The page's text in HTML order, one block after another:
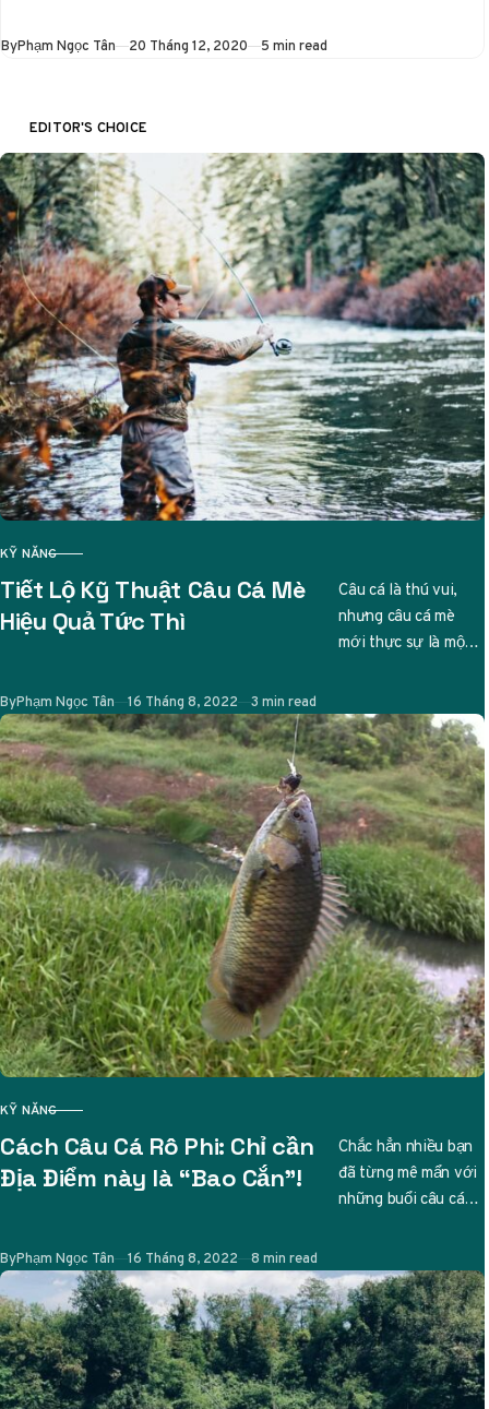
ByPhạm Ngọc Tân Published
20 Tháng 12, 2020 5 min read
EDITOR'S CHOICE
CATEGORY
KỸ NĂNG
Tiết Lộ Kỹ Thuật Câu Cá Mè
Hiệu Quả Tức Thì
Câu cá là thú vui,
nhưng câu cá mè
mới thực sự là một
ByPhạm Ngọc Tân Published
16 Tháng 8, 2022 3 min read
CATEGORY
KỸ NĂNG
Cách Câu Cá Rô Phi: Chỉ cần
Địa Điểm này là “Bao Cắn”!
Chắc hẳn nhiều bạn
đã từng mê mẩn với
những buổi câu cá
ByPhạm Ngọc Tân Published
16 Tháng 8, 2022 8 min read